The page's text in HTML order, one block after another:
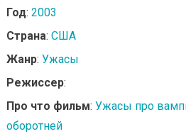
Год: 2003
Страна: США
Жанр: Ужасы
Режиссер:
Про что фильм: Ужасы про
оборотней